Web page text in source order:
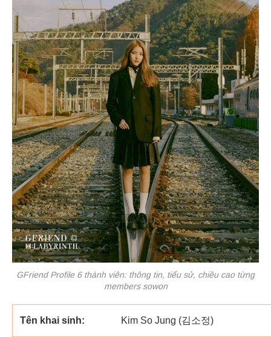
GFriend Profile 6 thành viên: thông tin, tiểu sử, chiều cao từng
members sowon
Tên khai sinh: Kim So Jung (김소정)